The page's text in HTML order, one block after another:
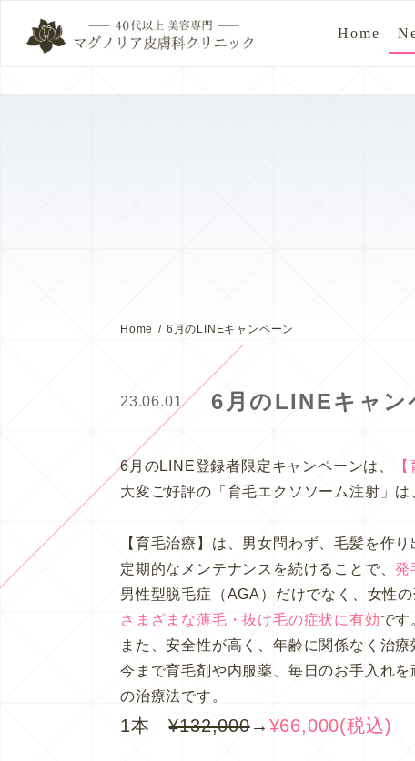
Home
Home 6月のLINEキャンペーン
23.06.01 6月のLINEキャン
6月のLINE登録者限定キャンペーンは、
大変ご好評の「育毛エクソソーム注射」
【育毛治療】は、男女問わず、毛髪を作
定期的なメンテナンスを続けることで、発
男性型脱毛症（AGA）だけでなく、女性
さまざまな薄毛・抜け毛の症状に有効です
また、安全性が高く、年齢に関係なく治療
今まで育毛剤や内服薬、毎日のお手入れ
の治療法です。
1本¥132,000→ ¥66,000(税込)